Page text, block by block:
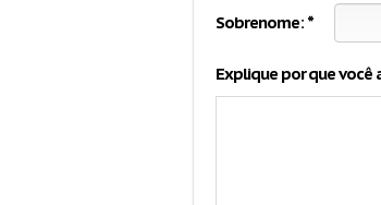
Sobrenome: *
Explique por que você